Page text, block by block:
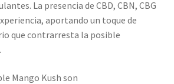
La presencia de CBD, CBN, CBG
aportando un toque de
que contrarresta la posible
Mango Kush son